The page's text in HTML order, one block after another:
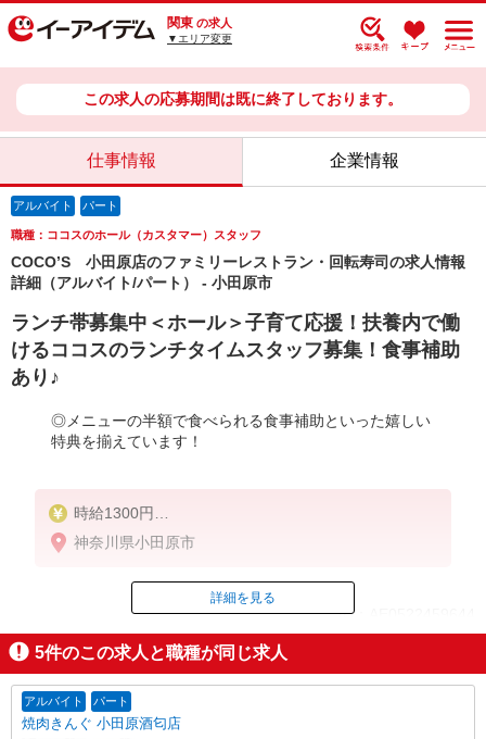
関東 の求人
▼エリア変更
この求人の応募期間は既に終了しております。
仕事情報 企業情報
アルバイト パート
職種：ココスのホール（カスタマー）スタッフ
COCO’S 小田原店のファミリーレストラン・回転寿司の求人情報
詳細（アルバイト/パート） - 小田原市
ランチ帯募集中＜ホール＞子育て応援！扶養内で働
けるココスのランチタイムスタッフ募集！食事補助
あり♪
◎メニューの半額で食べられる食事補助といった嬉しい
特典を揃えています！
時給1300円
※22:00〜翌5:00：時給1625円
※高校生時給1300円
早朝手当（5:00〜8:00）時給＋100円
神奈川県小田原市
ID：AE0522459644
掲載期間終了
詳細を見る
5件のこの求人と職種が同じ求人
アルバイト パート
焼肉きんぐ 小田原酒匂店